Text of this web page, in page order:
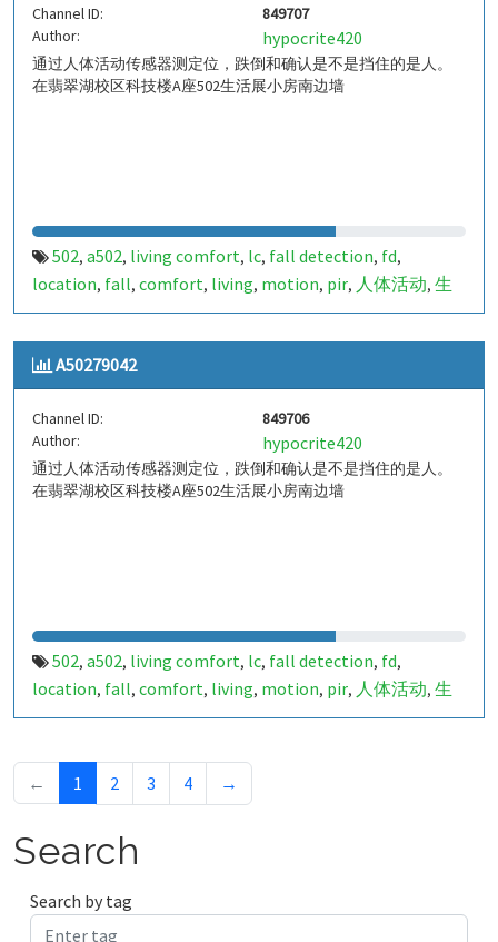
Channel ID:
849707
Author:
hypocrite420
通过人体活动传感器测定位，跌倒和确认是不是挡住的是人。
在翡翠湖校区科技楼A座502生活展小房南边墙
502, a502, living comfort, lc, fall detection, fd,
location, fall, comfort, living, motion, pir, 人体活动, 生
活,tanbir,跌倒,定位,哈山,室内定位,室内,indoor,
indoor living comfort,ilc,indoor living quality,ilq,
a50279043,849707
A50279042
Channel ID:
849706
Author:
hypocrite420
通过人体活动传感器测定位，跌倒和确认是不是挡住的是人。
在翡翠湖校区科技楼A座502生活展小房南边墙
502, a502, living comfort, lc, fall detection, fd,
location, fall, comfort, living, motion, pir, 人体活动, 生
活,tanbir,跌倒,定位,哈山,室内定位,室内,indoor,
a50279042 , 849706
← 1 2 3 4 →
Search
Search by tag